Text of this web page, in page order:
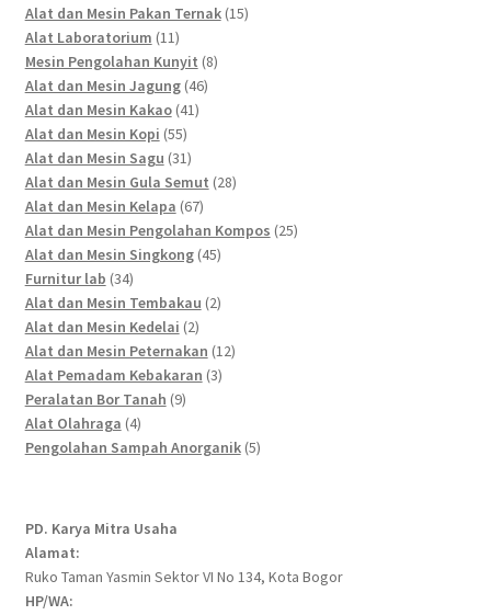
products
Alat dan Mesin Pakan Ternak 1515
Alat Laboratorium 1111
products
Mesin Pengolahan Kunyit 88
Alat dan Mesin Jagung 4646
Alat dan Mesin Kakao 4141
Alat dan Mesin Kopi 5555
products
Alat dan Mesin Sagu 3131
products
Alat dan Mesin Gula Semut 2828
Alat dan Mesin Kelapa 6767
products
Alat dan Mesin Pengolahan Kompos 2525
Alat dan Mesin Singkong 4545
Furnitur lab 3434
products
Alat dan Mesin Tembakau 22
Alat dan Mesin Kedelai 22
products
Alat dan Mesin Peternakan 1212
Alat Pemadam Kebakaran 33
Peralatan Bor Tanah 99
Alat Olahraga 44
products
Pengolahan Sampah Anorganik 55
PD. Karya Mitra Usaha
Alamat:
Ruko Taman Yasmin Sektor VI No 134, Kota Bogor
HP/WA: